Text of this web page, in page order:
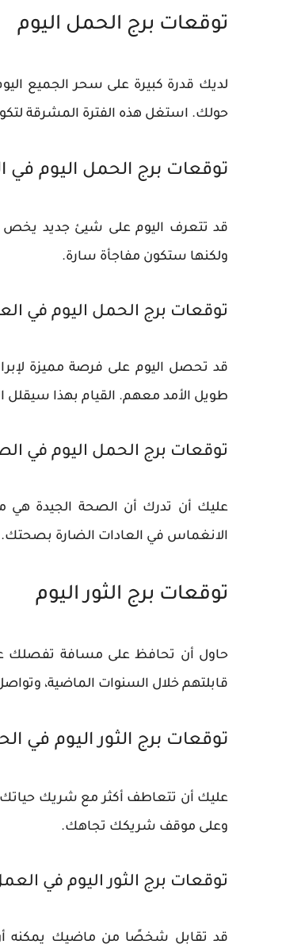
توقعات برج الحمل اليوم
لديك قدرة كبيرة على سحر الجميع
حولك. استغل هذه الفترة المشرقة
توقعات برج الحمل اليوم في
قد تتعرف اليوم على شيئ جديد يخص
ولكنها ستكون مفاجأة سارة.
توقعات برج الحمل اليوم في
قد تحصل اليوم على فرصة مميزة
طويل الأمد معهم. القيام بهذا
توقعات برج الحمل اليوم في
عليك أن تدرك أن الصحة الجيدة هي
الانغماس في العادات الضارة بصحتك.
توقعات برج الثور اليوم
حاول أن تحافظ على مسافة تفصلك
قابلتهم خلال السنوات الماضية،
توقعات برج الثور اليوم في
عليك أن تتعاطف أكثر مع شريك
وعلى موقف شريكك تجاهك.
توقعات برج الثور اليوم في
قد تقابل شخصًا من ماضيك يمكنه